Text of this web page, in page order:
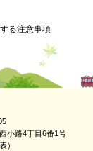
る注意事項
小路4丁目6番1号
）